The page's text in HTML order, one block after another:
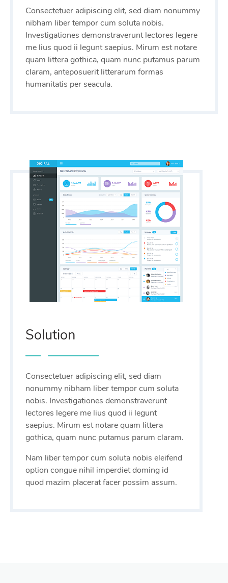
Consectetuer adipiscing elit, sed diam nonummy
nibham liber tempor cum soluta nobis.
Investigationes demonstraverunt lectores legere
me lius quod ii legunt saepius. Mirum est notare
quam littera gothica, quam nunc putamus parum
claram, anteposuerit litterarum formas
humanitatis per seacula.
Solution
Consectetuer adipiscing elit, sed diam
nonummy nibham liber tempor cum soluta
nobis. Investigationes demonstraverunt
lectores legere me lius quod ii legunt
saepius. Mirum est notare quam littera
gothica, quam nunc putamus parum claram.
Nam liber tempor cum soluta nobis eleifend
option congue nihil imperdiet doming id
quod mazim placerat facer possim assum.